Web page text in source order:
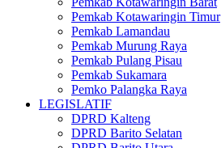
Pemkab Kotawaringin Timur
Pemkab Lamandau
Pemkab Murung Raya
Pemkab Pulang Pisau
Pemkab Sukamara
Pemko Palangka Raya
LEGISLATIF
DPRD Kalteng
DPRD Barito Selatan